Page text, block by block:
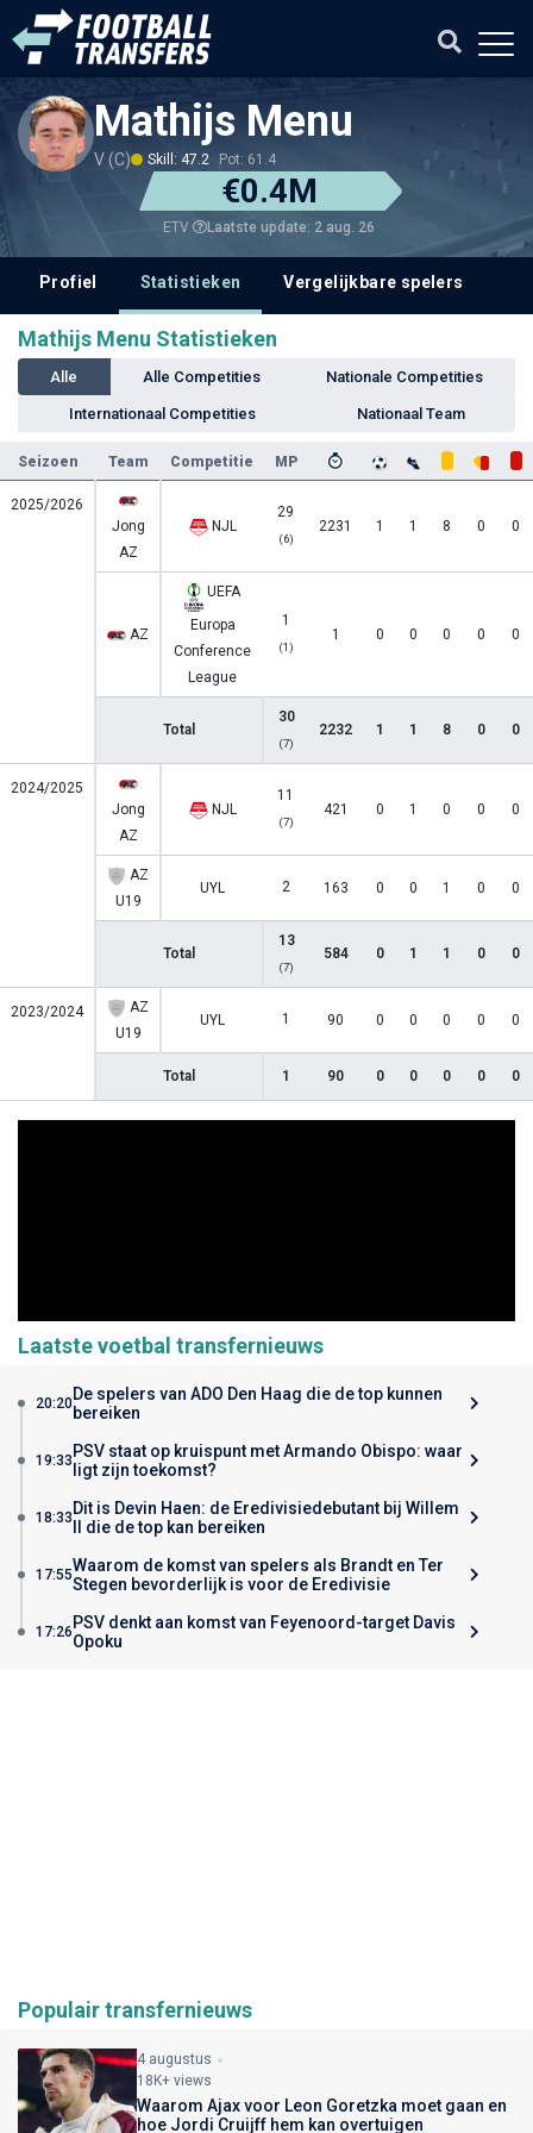
Mathijs Menu
V (C) Skill: 47.2 Pot: 61.4
€0.4M
ETV Laatste update: 2 aug. 26
Profiel Statistieken Vergelijkbare spelers
Mathijs Menu Statistieken
Alle Alle Competities Nationale Competities
Internationaal Competities Nationaal Team
Seizoen Team Competitie MP
2025/2026
Jong
AZ
NJL
29
(6)
2231 1 1 8 0 0
AZ
UEFA
Europa
Conference
League
1
(1)
1 0 0 0 0 0
Total
30
(7)
2232 1 1 8 0 0
2024/2025
Jong
AZ
NJL
11
(7)
421 0 1 0 0 0
AZ
U19
UYL 2 163 0 0 1 0 0
Total
13
(7)
584 0 1 1 0 0
2023/2024
AZ
U19
UYL 1 90 0 0 0 0 0
Total 1 90 0 0 0 0 0
Laatste voetbal transfernieuws
20:20De spelers van ADO Den Haag die de top kunnen
bereiken
19:33 PSV staat op kruispunt met Armando Obispo: waar
ligt zijn toekomst?
18:33 Dit is Devin Haen: de Eredivisiedebutant bij Willem
II die de top kan bereiken
17:55Waarom de komst van spelers als Brandt en Ter
Stegen bevorderlijk is voor de Eredivisie
17:26 PSV denkt aan komst van Feyenoord-target Davis
Opoku
Populair transfernieuws
4 augustus
18K+ views
Waarom Ajax voor Leon Goretzka moet gaan en
hoe Jordi Cruijff hem kan overtuigen